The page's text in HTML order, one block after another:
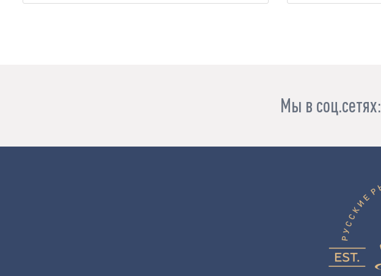
Мы в соц.сетях: